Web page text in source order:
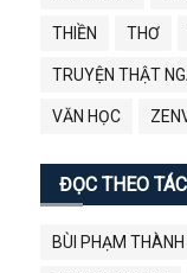
THIỀN THƠ
TRUYỆN THẬT
VĂN HỌC
ĐỌC THEO
BÙI PHẠM THÀNH